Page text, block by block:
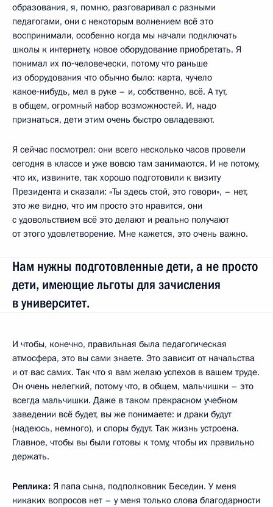
образования, я, помню, разговаривал с разными
педагогами, они с некоторым волнением всё это
воспринимали, особенно когда мы начали подключать
школы к интернету, новое оборудование приобретать. Я
понимал их по‑человечески, потому что раньше
из оборудования что обычно было: карта, чучело
какое‑нибудь, мел в руке – и, собственно, всё. А тут,
в общем, огромный набор возможностей. И, надо
признаться, дети этим очень быстро овладевают.
Я сейчас посмотрел: они всего несколько часов провели
сегодня в классе и уже вовсю там занимаются. И не потому,
что их, извините, так хорошо подготовили к визиту
Президента и сказали: «Ты здесь стой, это говори», – нет,
это же видно, что им просто это нравится, они
с удовольствием всё это делают и реально получают
от этого удовлетворение. Мне кажется, это очень важно.
Нам нужны подготовленные дети, а не просто
дети, имеющие льготы для зачисления
в университет.
И чтобы, конечно, правильная была педагогическая
атмосфера, это вы сами знаете. Это зависит от начальства
и от вас самих. Так что я вам желаю успехов в вашем труде.
Он очень нелегкий, потому что, в общем, мальчишки – это
всегда мальчишки. Даже в таком прекрасном учебном
заведении всё будет, вы же понимаете: и драки будут
(надеюсь, немного), и споры будут. Так жизнь устроена.
Главное, чтобы вы были готовы к тому, чтобы их правильно
держать.
Реплика: Я папа сына, подполковник Беседин. У меня
никаких вопросов нет – у меня только слова благодарности